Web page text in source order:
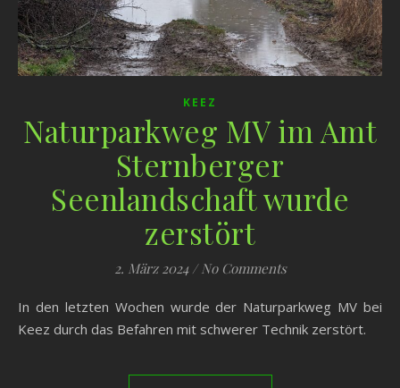
KEEZ
Naturparkweg MV im Amt
Sternberger
Seenlandschaft wurde
zerstört
2. März 2024 / No Comments
In den letzten Wochen wurde der Naturparkweg MV bei
Keez durch das Befahren mit schwerer Technik zerstört.